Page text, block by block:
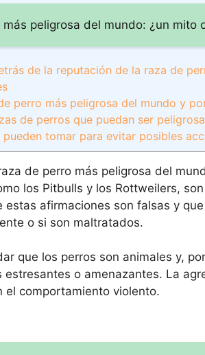
peligrosa del mundo: ¿un mito
de la reputación de la raza de
perro más peligrosa del mundo y
de perros que puedan ser
pueden tomar para evitar posibles
de perro más peligrosa del
los Pitbulls y los Rottweilers,
estas afirmaciones son falsas y
o si son maltratados.
que los perros son animales y,
estresantes o amenazantes. La
el comportamiento violento.